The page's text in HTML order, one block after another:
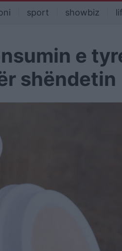
sport showbiz
e
shëndetin